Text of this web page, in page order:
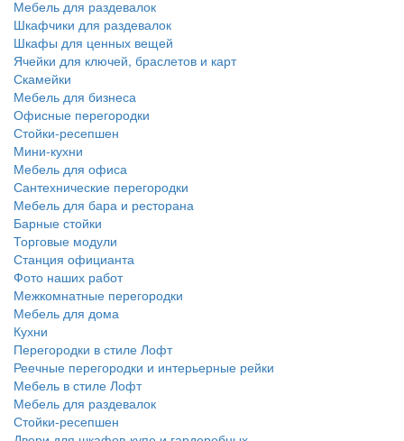
Мебель для раздевалок
Шкафчики для раздевалок
Шкафы для ценных вещей
Ячейки для ключей, браслетов и карт
Скамейки
Мебель для бизнеса
Офисные перегородки
Стойки-ресепшен
Мини-кухни
Мебель для офиса
Сантехнические перегородки
Мебель для бара и ресторана
Барные стойки
Торговые модули
Станция официанта
Фото наших работ
Межкомнатные перегородки
Мебель для дома
Кухни
Перегородки в стиле Лофт
Реечные перегородки и интерьерные рейки
Мебель в стиле Лофт
Мебель для раздевалок
Стойки-ресепшен